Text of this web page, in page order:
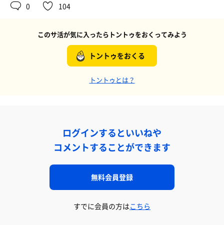
0 104
このサ活が気に入ったらトントゥをおくってみよう
トントゥをおくる
トントゥとは？
ログインするといいねや
コメントすることができます
無料会員登録
すでに会員の方はこちら